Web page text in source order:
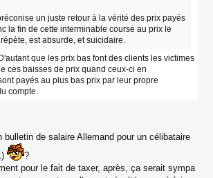
un juste retour à la vérité des prix payés
la fin de cette interminable course au prix le
est absurde, et suicidaire.
que les prix bas font des clients les victimes
ces baisses de prix quand ceux-ci en
payés au plus bas prix par leur propre
compte.
bulletin de salaire Allemand pour un célibataire
?
pour le fait de taxer, après, ça serait sympa